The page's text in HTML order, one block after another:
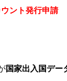
ント発行申請
国家出入国デー